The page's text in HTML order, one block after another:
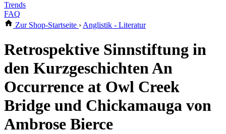
Trends
FAQ
Zur Shop-Startseite › Anglistik - Literatur
Retrospektive Sinnstiftung in
den Kurzgeschichten An
Occurrence at Owl Creek
Bridge und Chickamauga von
Ambrose Bierce